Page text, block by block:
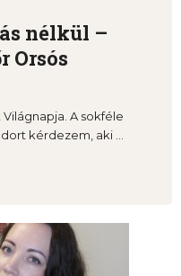
nélkül –
Orsós
A sokféle
kérdezem, aki ...